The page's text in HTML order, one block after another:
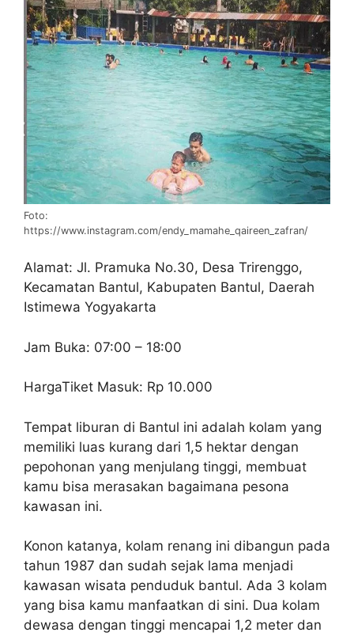
Foto:
https://www.instagram.com/endy_mamahe_qaireen_zafran/
Alamat: Jl. Pramuka No.30, Desa Trirenggo,
Kecamatan Bantul, Kabupaten Bantul, Daerah
Istimewa Yogyakarta
Jam Buka: 07:00 – 18:00
HargaTiket Masuk: Rp 10.000
Tempat liburan di Bantul ini adalah kolam yang
memiliki luas kurang dari 1,5 hektar dengan
pepohonan yang menjulang tinggi, membuat
kamu bisa merasakan bagaimana pesona
kawasan ini.
Konon katanya, kolam renang ini dibangun pada
tahun 1987 dan sudah sejak lama menjadi
kawasan wisata penduduk bantul. Ada 3 kolam
yang bisa kamu manfaatkan di sini. Dua kolam
dewasa dengan tinggi mencapai 1,2 meter dan